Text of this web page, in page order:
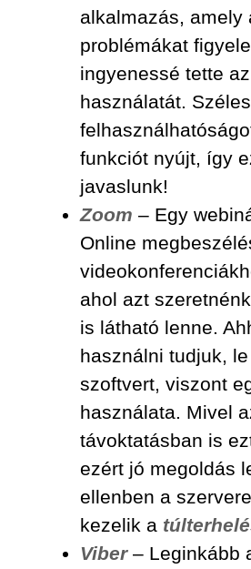
alkalmazás, amely
problémákat
ingyenessé tette
használatát.
funkciót nyújt, így
javaslunk!
Zoom – Egy
Online
ahol azt
is látható lenne.
használni tudjuk,
szoftvert, viszont
használata. Mivel
távoktatásban is
ezért jó megoldás
ellenben a
kezelik a
Viber– Leginkább